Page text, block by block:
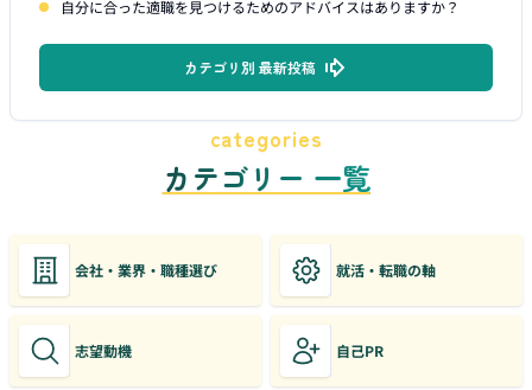
自分に合った適職を見つけるためのアドバイスはありますか？
カテゴリ別 最新投稿
categories
カテゴリー 一覧
会社・業界・職種選び 就活・転職の軸
志望動機 自己PR